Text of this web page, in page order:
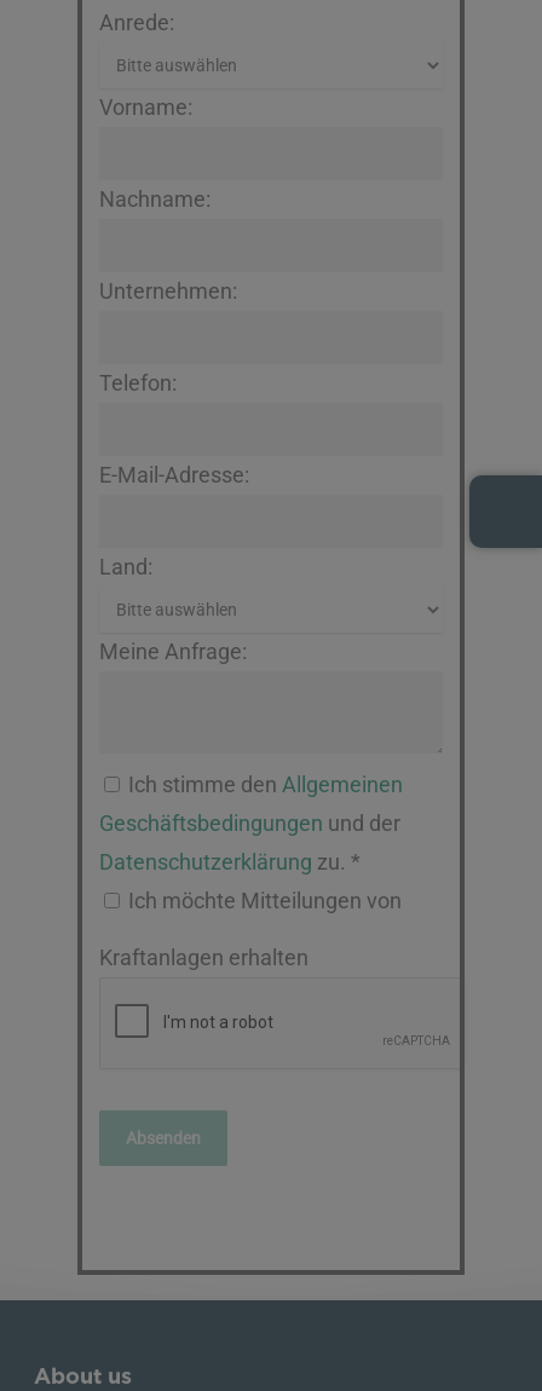
Anrede:
Vorname:
Nachname:
Unternehmen:
Telefon:
E-Mail-Adresse:
Land:
Meine Anfrage:
Ich stimme den Allgemeinen
Geschäftsbedingungen und der
Datenschutzerklärung zu. *
Ich möchte Mitteilungen von
Kraftanlagen erhalten
About us